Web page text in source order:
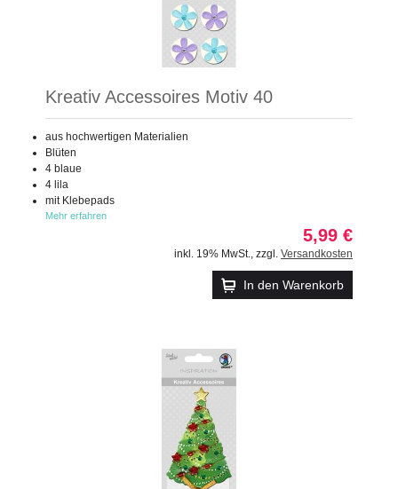
Kreativ Accessoires Motiv 40
aus hochwertigen Materialien
Blüten
4 blaue
4 lila
mit Klebepads
Mehr erfahren
5,99 €
inkl. 19% MwSt. zzgl. Versandkosten
In den Warenkorb